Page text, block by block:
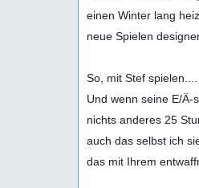
einen Winter lang
neue Spielen
So, mit Stef spielen....
Und wenn seine E/
nichts anderes 25
auch das selbst ich
das mit Ihrem